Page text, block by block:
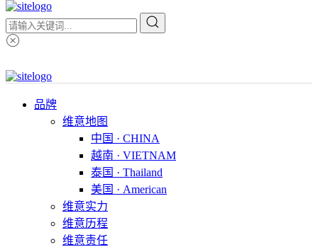
品牌
维意地图
中国 · CHINA
越南 · VIETNAM
泰国 · Thailand
美国 · American
维意实力
维意历程
维意责任